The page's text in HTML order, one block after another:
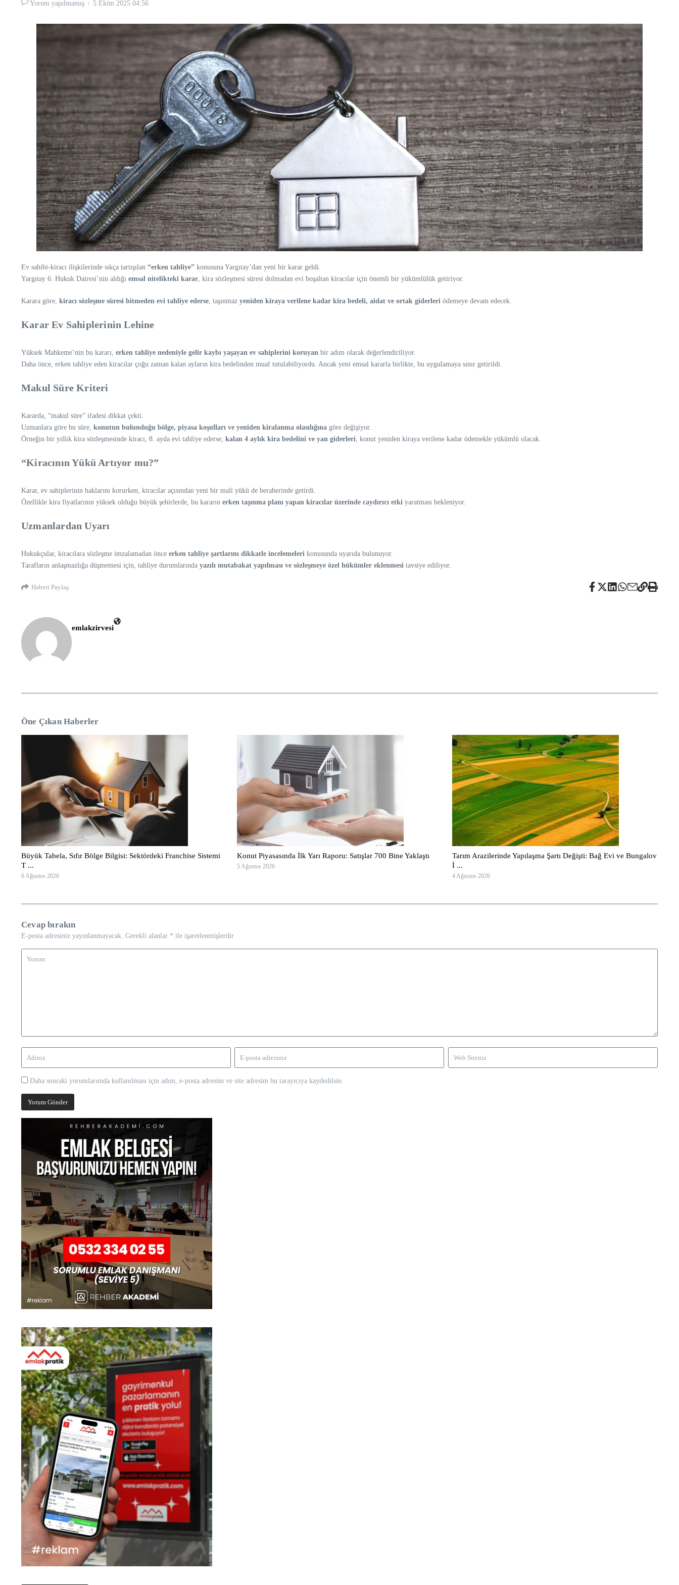
Yorum yapılmamış 5 Ekim 2025 04:56
Ev sahibi-kiracı ilişkilerinde sıkça tartışılan “erken tahliye” konusuna Yargıtay’dan yeni bir karar geldi.
Yargıtay 6. Hukuk Dairesi’nin aldığı emsal nitelikteki karar, kira sözleşmesi süresi dolmadan evi boşaltan kiracılar için önemli bir yükümlülük getiriyor.
Karara göre, kiracı sözleşme süresi bitmeden evi tahliye ederse, taşınmaz yeniden kiraya verilene kadar kira bedeli, aidat ve ortak giderleri ödemeye devam edecek.
Karar Ev Sahiplerinin Lehine
Yüksek Mahkeme’nin bu kararı, erken tahliye nedeniyle gelir kaybı yaşayan ev sahiplerini koruyan bir adım olarak değerlendiriliyor.
Daha önce, erken tahliye eden kiracılar çoğu zaman kalan ayların kira bedelinden muaf tutulabiliyordu. Ancak yeni emsal kararla birlikte, bu uygulamaya sınır getirildi.
Makul Süre Kriteri
Kararda, “makul süre” ifadesi dikkat çekti.
Uzmanlara göre bu süre, konutun bulunduğu bölge, piyasa koşulları ve yeniden kiralanma olasılığına göre değişiyor.
Örneğin bir yıllık kira sözleşmesinde kiracı, 8. ayda evi tahliye ederse; kalan 4 aylık kira bedelini ve yan giderleri, konut yeniden kiraya verilene kadar ödemekle yükümlü olacak.
“Kiracının Yükü Artıyor mu?”
Karar, ev sahiplerinin haklarını korurken, kiracılar açısından yeni bir mali yükü de beraberinde getirdi.
Özellikle kira fiyatlarının yüksek olduğu büyük şehirlerde, bu kararın erken taşınma planı yapan kiracılar üzerinde caydırıcı etki yaratması bekleniyor.
Uzmanlardan Uyarı
Hukukçular, kiracılara sözleşme imzalamadan önce erken tahliye şartlarını dikkatle incelemeleri konusunda uyarıda bulunuyor.
Tarafların anlaşmazlığa düşmemesi için, tahliye durumlarında yazılı mutabakat yapılması ve sözleşmeye özel hükümler eklenmesi tavsiye ediliyor.
Haberi Paylaş
emlakzirvesi
Öne Çıkan Haberler
Büyük Tabela, Sıfır Bölge Bilgisi: Sektördeki Franchise Sistemi
T ...
6 Ağustos 2026
Konut Piyasasında İlk Yarı Raporu: Satışlar 700 Bine Yaklaştı
5 Ağustos 2026
Tarım Arazilerinde Yapılaşma Şartı Değişti: Bağ Evi ve Bungalov
İ ...
4 Ağustos 2026
Cevap bırakın
E-posta adresiniz yayınlanmayacak. Gerekli alanlar * ile işaretlenmişlerdir
Daha sonraki yorumlarımda kullanılması için adım, e-posta adresim ve site adresim bu tarayıcıya kaydedilsin.